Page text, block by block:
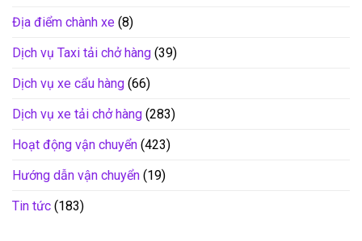
Địa điểm chành xe (8)
Dịch vụ Taxi tải chở hàng (39)
Dịch vụ xe cẩu hàng (66)
Dịch vụ xe tải chở hàng (283)
Hoạt động vận chuyển (423)
Hướng dẫn vận chuyển (19)
Tin tức (183)